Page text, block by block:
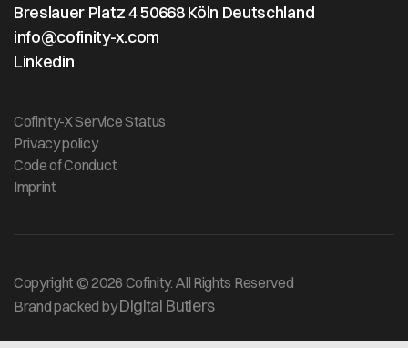
Breslauer Platz 4 50668 Köln Deutschland
info@cofinity-x.com
Linkedin
Cofinity-X Service Status
Privacy policy
Code of Conduct
Imprint
Copyright © 2026 Cofinity. All Rights Reserved
Brand packed byDigital Butlers